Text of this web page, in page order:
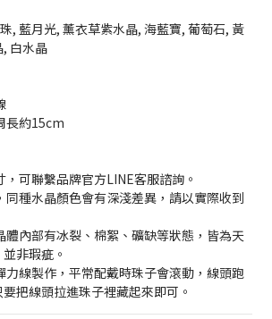
, 藍月光, 薰衣草紫水晶, 海藍寶, 葡萄石, 黃
白水晶
長約15cm
可聯繫品牌官方LINE客服諮詢。
同種水晶顏色會有深淺差異，請以實際收到
體內部有冰裂、棉絮、礦缺等狀態，皆為天
非瑕疵。
力線製作，平常配戴時珠子會滾動，線頭跑
把線頭拉進珠子裡藏起來即可。